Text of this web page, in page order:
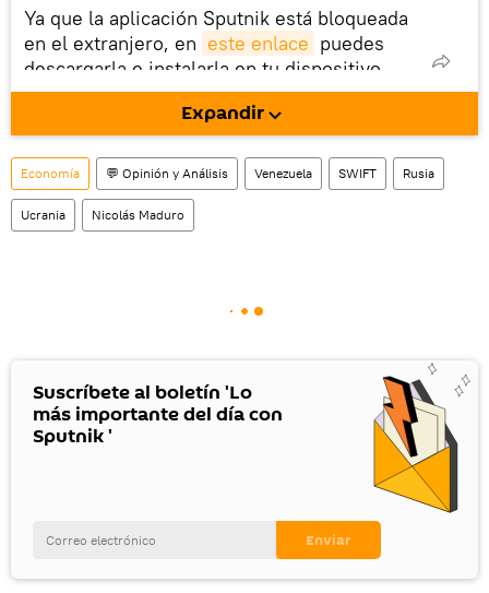
Ya que la aplicación Sputnik está bloqueada
en el extranjero, en este enlace puedes
descargarla e instalarla en tu dispositivo
móvil (¡solo para Android!).
También tenemos una cuenta en la red
social rusa VK .
Expandir
Economía 💬 Opinión y Análisis Venezuela SWIFT Rusia
Ucrania Nicolás Maduro
Suscríbete al boletín 'Lo
más importante del día con
Sputnik '